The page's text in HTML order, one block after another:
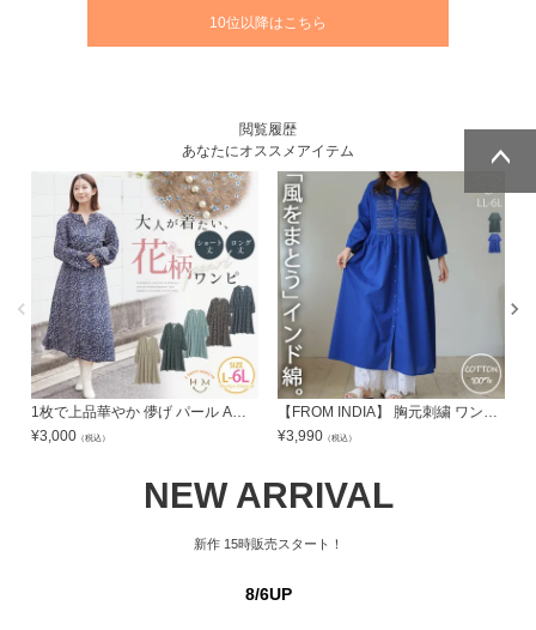
10位以降はこちら
閲覧履歴
あなたにオススメアイテム
¥3,000 （税込）
¥3,990 （税込）
NEW ARRIVAL
新作 15時販売スタート！
8/6UP
ページトッ
プへ
ページトッ
プへ